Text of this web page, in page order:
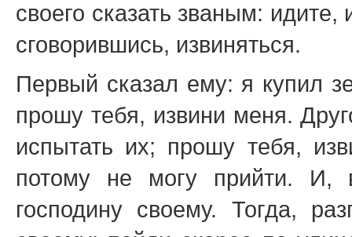
своего сказать званым:
сговорившись, извиняться.
Первый сказал ему: я купил
прошу тебя, извини меня.
испытать их; прошу тебя,
потому не могу прийти. И,
господину своему. Тогда,